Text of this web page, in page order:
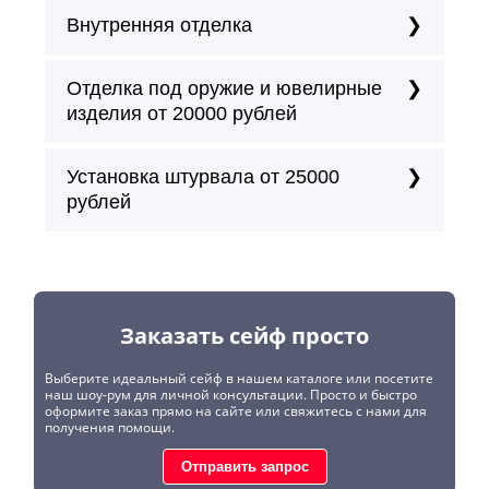
Внутренняя отделка
Отделка под оружие и ювелирные
изделия от 20000 рублей
Установка штурвала от 25000
рублей
Заказать сейф просто
Выберите идеальный сейф в нашем каталоге или посетите
наш шоу-рум для личной консультации. Просто и быстро
оформите заказ прямо на сайте или свяжитесь с нами для
получения помощи.
Отправить запрос